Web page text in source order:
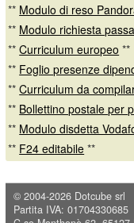
** Modulo di reso
** Modulo richiesta
**Curriculum europeo **
** Foglio presenze
**Curriculum da
** Bollettino postale per
** Modulo disdetta
** F24 editabile **
© 2004-2026 Dotcube srl
Partita IVA: 01704330685